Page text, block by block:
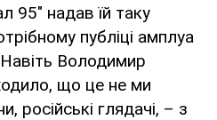
95" надав їй таку
публіці амплуа
Володимир
що це не ми
російські глядачі, – з